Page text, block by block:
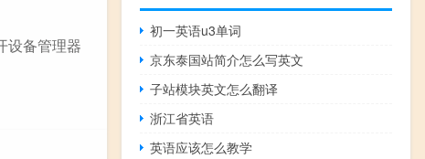
设备管理器
初一英语u3单词
京东泰国站简介怎么写英文
子站模块英文怎么翻译
浙江省英语
英语应该怎么教学